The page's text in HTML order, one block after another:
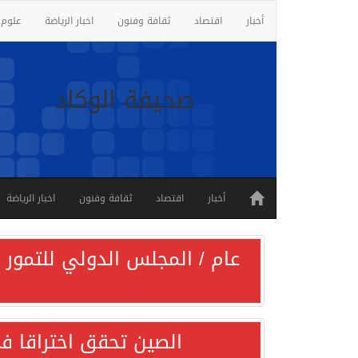
أخبار اقتصاد ثقافة وفنون اخبار الرياضة
صحيفة الوكاد
أخبار اقتصاد ثقافة وفنون اخبار الرياضة
عام / المجلس الدولي للتمور
الصين تحقق اختراقا